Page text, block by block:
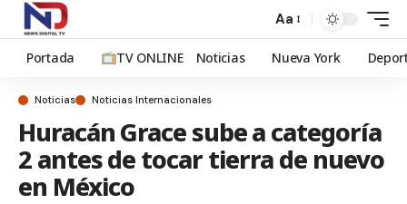
Aa
Portada TV ONLINE Noticias Nueva York
Noticias Noticias Internacionales
Huracán Grace sube a categoría
2 antes de tocar tierra de nuevo
en México